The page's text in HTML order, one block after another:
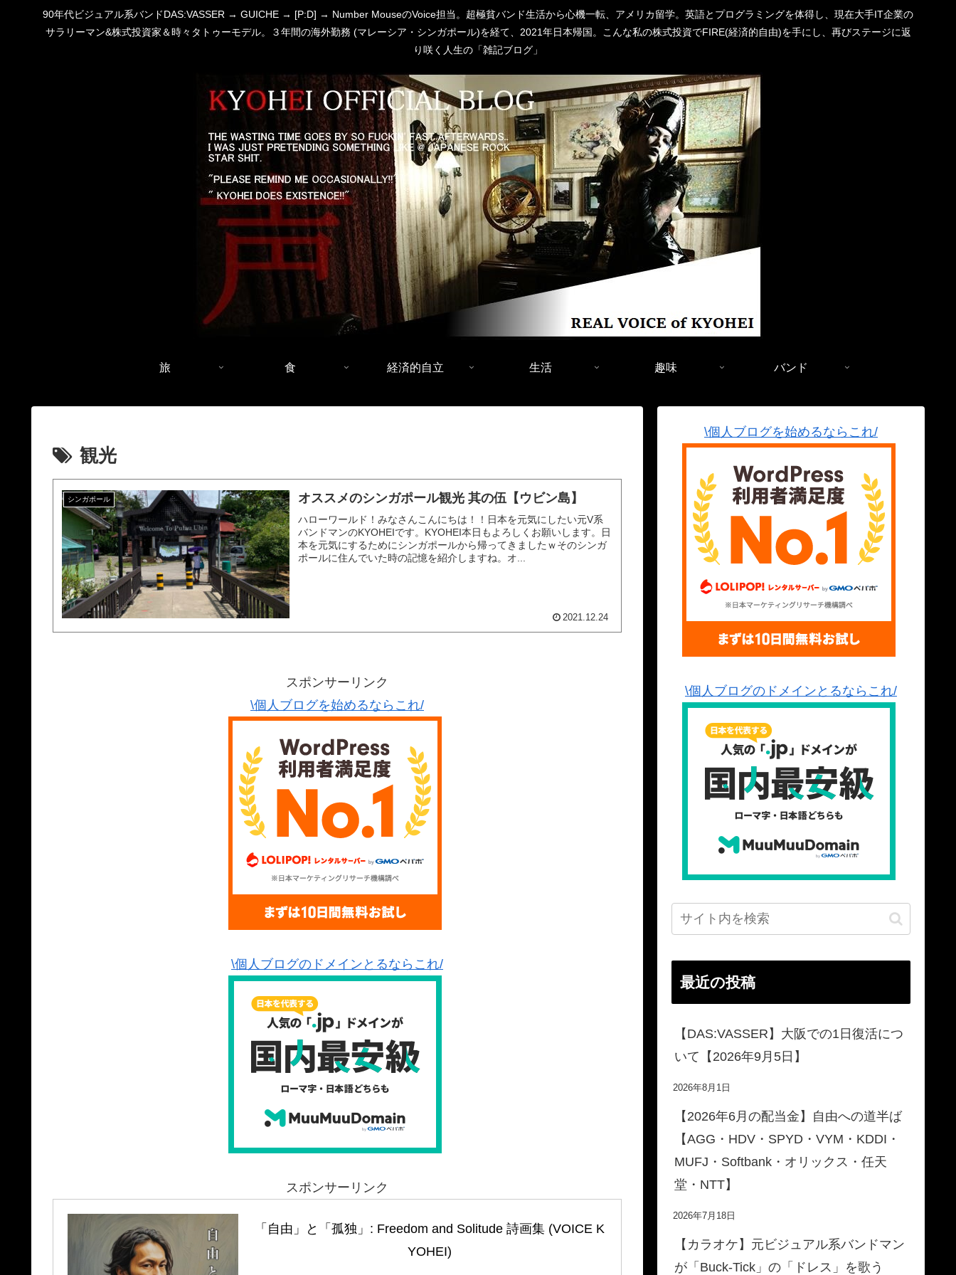
90年代ビジュアル系バンドDAS:VASSER → GUICHE → [P:D] → Number MouseのVoice担当。超極貧バンド生活から心機一転、アメリカ留学。英語とプログラミングを体得し、現在大手IT企業の
サラリーマン&株式投資家＆時々タトゥーモデル。３年間の海外勤務 (マレーシア・シンガポール)を経て、2021年日本帰国。こんな私の株式投資でFIRE(経済的自由)を手にし、再びステージに返
り咲く人生の「雑記ブログ」
旅 食 経済的自立 生活 趣味 バンド
観光
シンガポール オススメのシンガポール観光 其の伍【ウビン島】
ハローワールド！みなさんこんにちは！！日本を元気にしたい元V系
バンドマンのKYOHEIです。KYOHEI本日もよろしくお願いします。日
本を元気にするためにシンガポールから帰ってきましたｗそのシンガ
ポールに住んでいた時の記憶を紹介しますね。オ...
2021.12.24
スポンサーリンク
\個人ブログを始めるならこれ/
\個人ブログのドメインとるならこれ/
スポンサーリンク
「自由」と「孤独」: Freedom and Solitude 詩画集 (VOICE K
YOHEI)
\個人ブログを始めるならこれ/
\個人ブログのドメインとるならこれ/
最近の投稿
【DAS:VASSER】大阪での1日復活につ
いて【2026年9月5日】
2026年8月1日
【2026年6月の配当金】自由への道半ば
【AGG・HDV・SPYD・VYM・KDDI・
MUFJ・Softbank・オリックス・任天
堂・NTT】
2026年7月18日
【カラオケ】元ビジュアル系バンドマン
が「Buck-Tick」の「ドレス」を歌う